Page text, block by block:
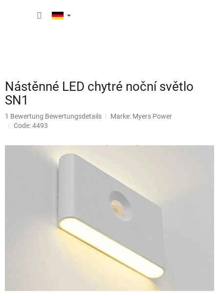
Nástěnné LED chytré noční světlo
SN1
Die
durchschnittliche
ist
1 Bewertung Bewertungsdetails Marke: Myers Power
Code: 4493